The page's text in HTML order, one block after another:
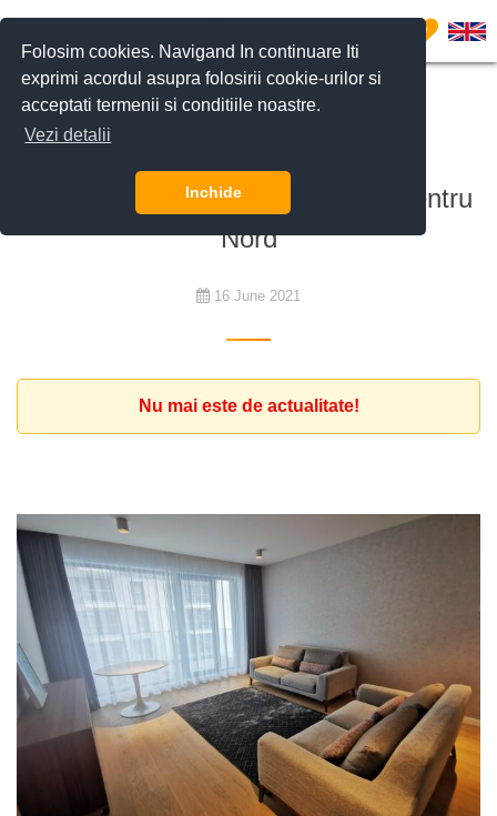
Folosim cookies. Navigand In continuare Iti
exprimi acordul asupra folosirii cookie-urilor si
acceptati termenii si conditiile noastre.
Vezi detalii
Inchide
0
De închiriat
apartament modern în zona de Centru
Nord
16 June 2021
Nu mai este de actualitate!